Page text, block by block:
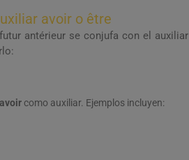
avoir o être
antérieur se conjufa con el auxiliar
avoir como auxiliar. Ejemplos incluyen: